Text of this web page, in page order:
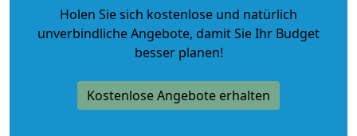
Holen Sie sich kostenlose und natürlich
unverbindliche Angebote, damit Sie Ihr Budget
besser planen!
Kostenlose Angebote erhalten